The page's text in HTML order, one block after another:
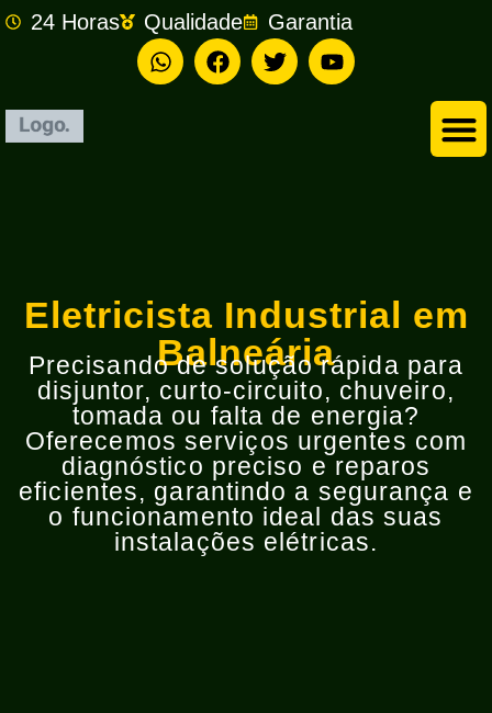
24 Horas Qualidade Garantia
Eletricista Industrial em
Balneária
Precisando de solução rápida para
disjuntor, curto-circuito, chuveiro,
tomada ou falta de energia?
Oferecemos serviços urgentes com
diagnóstico preciso e reparos
eficientes, garantindo a segurança e
o funcionamento ideal das suas
instalações elétricas.